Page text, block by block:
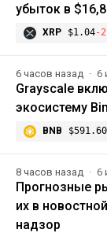
убыток в
XRP $1.04-
6 часов назад 6
Grayscale
экосистему
BNB $591.60
8 часов назад 6
Прогнозные
их в
надзор